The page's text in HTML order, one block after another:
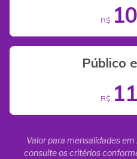
R$
Público
R$
Valor para mensalidades
consulte os critérios